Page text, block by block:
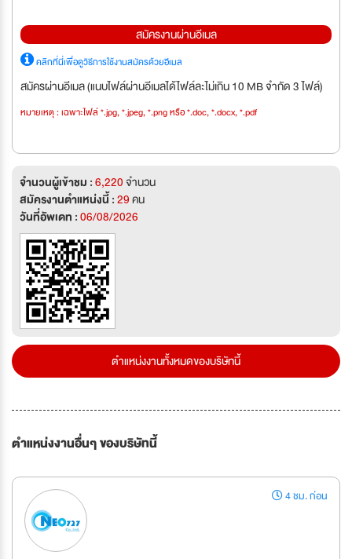
สมัครงานผ่านอีเมล
คลิกที่นี่เพื่อดูวิธีการใช้งานสมัครด้วยอีเมล
สมัครผ่านอีเมล (แนบไฟล์ผ่านอีเมลได้ไฟล์ละไม่เกิน 10 MB จำกัด 3 ไฟล์)
หมายเหตุ : เฉพาะไฟล์ *.jpg, *.jpeg, *.png หรือ *.doc, *.docx, *.pdf
จำนวนผู้เข้าชม :6,220จำนวน
สมัครงานตำแหน่งนี้ :29คน
วันที่อัพเดท :06/08/2026
ตำแหน่งงานทั้งหมดของบริษัทนี้
ตำแหน่งงานอื่นๆ ของบริษัทนี้
4 ชม. ก่อน